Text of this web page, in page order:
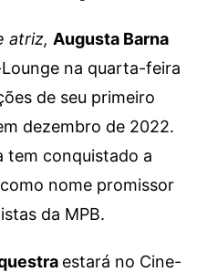
atriz, Augusta Barna
na quarta-feira
de seu primeiro
dezembro de 2022.
tem conquistado a
nome promissor
da MPB.
estará no Cine-